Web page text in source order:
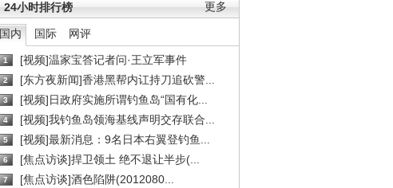
更多
24小时排行榜
国内 国际 网评
1 [视频]温家宝答记者问·王立军事件
2 [东方夜新闻]香港黑帮内讧持刀追砍警...
3 [视频]日政府实施所谓钓鱼岛“国有化...
4 [视频]我钓鱼岛领海基线声明交存联合...
5 [视频]最新消息：9名日本右翼登钓鱼...
6 [焦点访谈]捍卫领土 绝不退让半步(...
7 [焦点访谈]酒色陷阱(2012080...